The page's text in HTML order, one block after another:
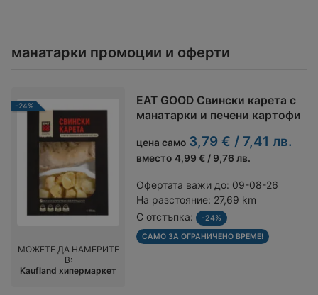
манатарки промоции и оферти
-24%
EAT GOOD Свински карета с
манатарки и печени картофи
цена само 3,79 € / 7,41 лв.
вместо 4,99 € / 9,76 лв.
Офертата важи до: 09-08-26
На разстояние: 27,69 km
С отстъпка:
-24%
САМО ЗА ОГРАНИЧЕНО ВРЕМЕ!
МОЖЕТЕ ДА НАМЕРИТЕ
В:
Kaufland хипермаркет